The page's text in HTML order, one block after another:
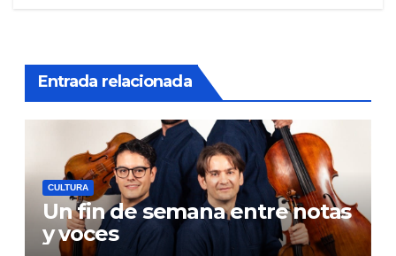
Entrada relacionada
CULTURA
Un fin de semana entre notas
y voces